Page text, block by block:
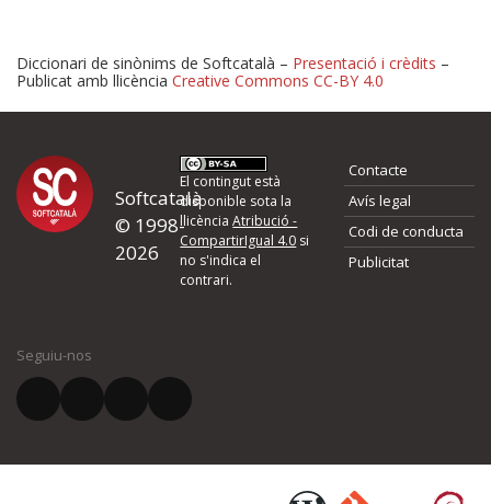
Proposeu-nos millores o
d'errors
Si heu trobat un error o voleu proposar alguna millora, ompliu els
quina és la millora que proposeu o l'error del qual voleu informar-
El vostre correu electrònic *
Diccionari de sinònims de Softcatalà – Presentació i crèdits –
Publicat amb llicència Creative Commons CC-BY 4.0
Softcatalà
© 1998-
2026
El contingut està
disponible sota la
llicènciaAtribució -
CompartirIgual 4.0 si
no s'indica el
contrari.
Contacte
Avís legal
Codi de conducta
Publicitat
Seguiu-nos